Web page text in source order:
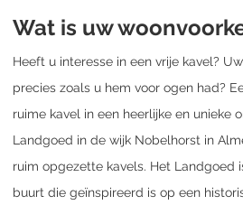
Wat is uw
Heeft u interesse in een vrije kavel?
precies zoals u hem voor ogen had?
ruime kavel in een heerlijke en unieke
Landgoed in de wijk Nobelhorst in
ruim opgezette kavels. Het Landgoed
buurt die geïnspireerd is op een